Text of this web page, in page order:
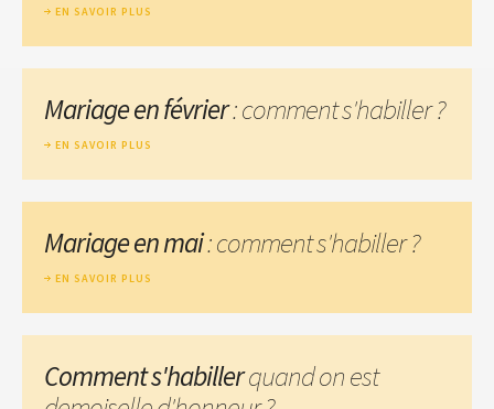
EN SAVOIR PLUS
Mariage en février: comment s'habiller ?
EN SAVOIR PLUS
Mariage en mai: comment s'habiller ?
EN SAVOIR PLUS
Comment s'habillerquand on est